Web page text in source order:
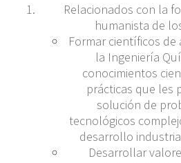
Relacionados con la
humanista de
Formar científicos
la Ingeniería
conocimientos
prácticas que les
solución de
tecnológicos
desarrollo
Desarrollar